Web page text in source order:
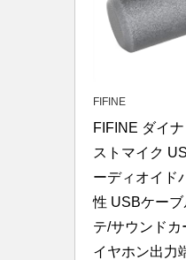
FIFINE
FIFINE ダイ
ストマイク
ーディオイド
性 USBケー
テ/サウンド
イヤホン出力